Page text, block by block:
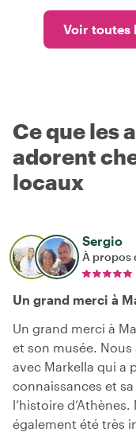
Voir toutes
Ce que les
adorent
locaux
Sergio
À propos
Un grand merci à
Un grand merci à
et son musée.
avec Markella qui a
connaissances et
l’histoire
également été très